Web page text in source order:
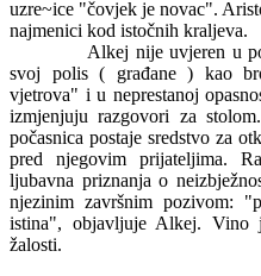
uzre~ice "čovjek je novac".
najmenici kod istočnih kraljeva.
Alkej nije uvjeren u
svoj polis ( građane ) kao
vjetrova" i u neprestanoj
izmjenjuju razgovori za
počasnica postaje sredstvo za
pred njegovim prijateljima.
ljubavna priznanja o
njezinim završnim pozivom:
istina", objavljuje Alkej.
žalosti.